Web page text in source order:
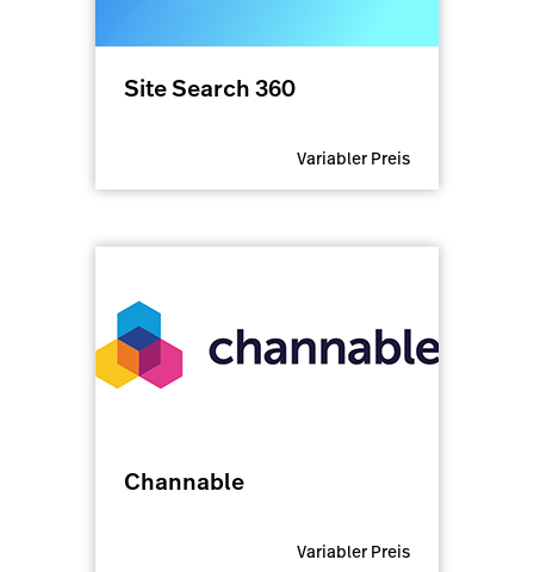
Site Search 360
Variabler Preis
Channable
Variabler Preis